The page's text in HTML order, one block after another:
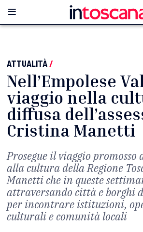
ATTUALITÀ/
Nell’Empolese
viaggio nella
diffusa
Cristina Manetti
Prosegue il viaggio promosso
alla cultura della Regione
Manetti che in queste
attraversando città e borghi
per incontrare istituzioni,
culturali e comunità locali